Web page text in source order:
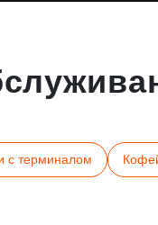
с терминалом